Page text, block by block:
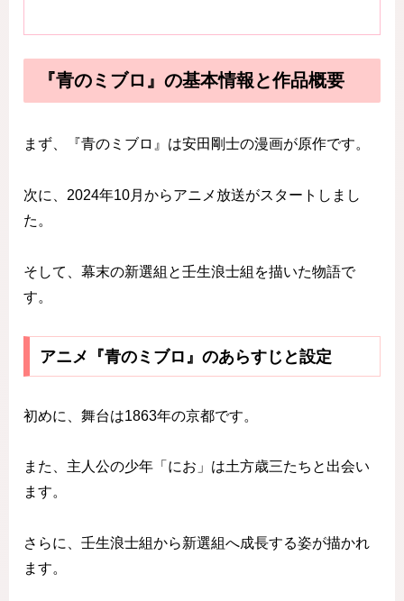
『青のミブロ』の基本情報と作品概要
まず、『青のミブロ』は安田剛士の漫画が原作です。
次に、2024年10月からアニメ放送がスタートしまし
た。
そして、幕末の新選組と壬生浪士組を描いた物語で
す。
アニメ『青のミブロ』のあらすじと設定
初めに、舞台は1863年の京都です。
また、主人公の少年「にお」は土方歳三たちと出会い
ます。
さらに、壬生浪士組から新選組へ成長する姿が描かれ
ます。